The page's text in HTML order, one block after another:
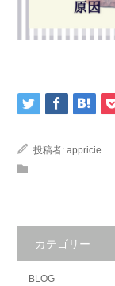
投稿者: appricie
カテゴリー
BLOG